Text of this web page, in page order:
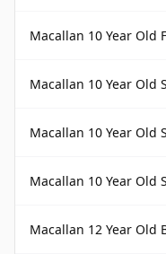
Macallan 10 Year Old
Macallan 10 Year Old
Macallan 10 Year Old
Macallan 10 Year Old
Macallan 12 Year Old